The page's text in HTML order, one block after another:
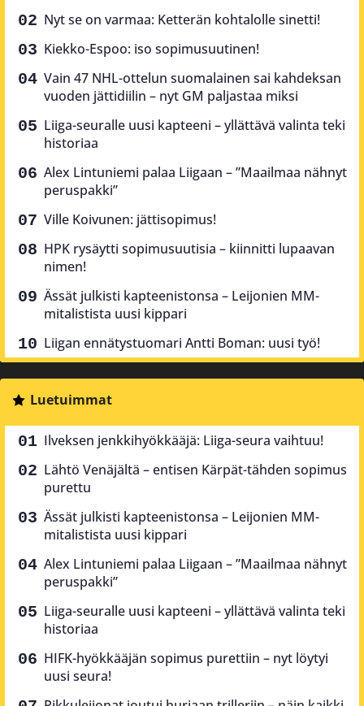
Nyt se on varmaa: Ketterän kohtalolle sinetti!
Kiekko-Espoo: iso sopimusuutinen!
Vain 47 NHL-ottelun suomalainen sai kahdeksan
vuoden jättidiilin – nyt GM paljastaa miksi
Liiga-seuralle uusi kapteeni – yllättävä valinta teki
historiaa
Alex Lintuniemi palaa Liigaan – ”Maailmaa nähnyt
peruspakki”
Ville Koivunen: jättisopimus!
HPK rysäytti sopimusuutisia – kiinnitti lupaavan
nimen!
Ässät julkisti kapteenistonsa – Leijonien MM-
mitalistista uusi kippari
Liigan ennätystuomari Antti Boman: uusi työ!
Luetuimmat
Ilveksen jenkkihyökkääjä: Liiga-seura vaihtuu!
Lähtö Venäjältä – entisen Kärpät-tähden sopimus
purettu
Ässät julkisti kapteenistonsa – Leijonien MM-
mitalistista uusi kippari
Alex Lintuniemi palaa Liigaan – ”Maailmaa nähnyt
peruspakki”
Liiga-seuralle uusi kapteeni – yllättävä valinta teki
historiaa
HIFK-hyökkääjän sopimus purettiin – nyt löytyi
uusi seura!